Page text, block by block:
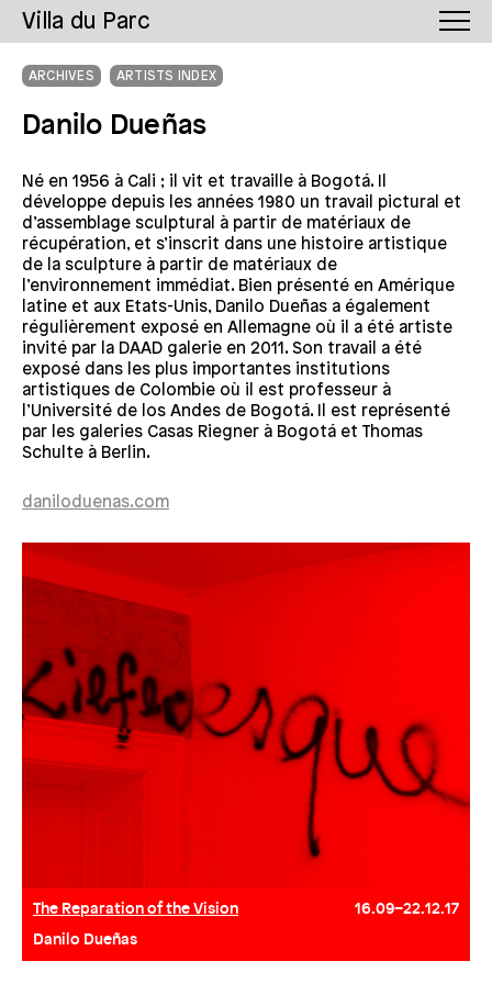
Villa du Parc
ARCHIVES ARTISTS INDEX
Danilo Dueñas
Né en 1956 à Cali ; il vit et travaille à Bogotá. Il
développe depuis les années 1980 un travail pictural et
d’assemblage sculptural à partir de matériaux de
récupération, et s’inscrit dans une histoire artistique
de la sculpture à partir de matériaux de
l’environnement immédiat. Bien présenté en Amérique
latine et aux Etats-Unis, Danilo Dueñas a également
régulièrement exposé en Allemagne où il a été artiste
invité par la DAAD galerie en 2011. Son travail a été
exposé dans les plus importantes institutions
artistiques de Colombie où il est professeur à
l’Université de los Andes de Bogotá. Il est représenté
par les galeries Casas Riegner à Bogotá et Thomas
Schulte à Berlin.
daniloduenas.com
The Reparation of the Vision
16.09–22.12.17
Danilo Dueñas